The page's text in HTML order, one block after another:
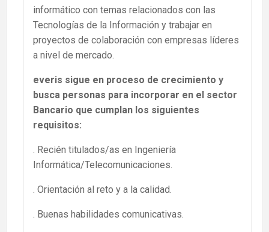
informático con temas relacionados con las
Tecnologías de la Información y trabajar en
proyectos de colaboración con empresas líderes
a nivel de mercado.
everis sigue en proceso de crecimiento y
busca personas para incorporar en el sector
Bancario que cumplan los siguientes
requisitos:
. Recién titulados/as en Ingeniería
Informática/Telecomunicaciones.
. Orientación al reto y a la calidad.
. Buenas habilidades comunicativas.